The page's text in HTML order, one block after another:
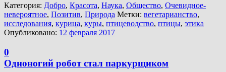
Категория: Добро, Красота, Наука, Общество, Очевидное-
невероятное, Позитив, Природа Метки: вегетарианство,
исследования, курица, куры, птицеводство, птицы, этика
Опубликовано: 12 февраля 2017
0
Одноногий робот стал паркурщиком